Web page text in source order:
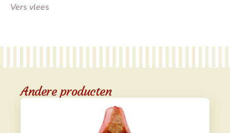
Vers vlees
Andere producten